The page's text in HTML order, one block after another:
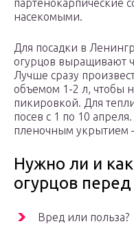
партенокарпические
насекомыми.
Для посадки в
огурцов выращивают
Лучше сразу
объемом 1-2 л, чтобы
пикировкой. Для
посев с 1 по 10
пленочным укрытием
Нужно ли и
огурцов
Вред или польза?